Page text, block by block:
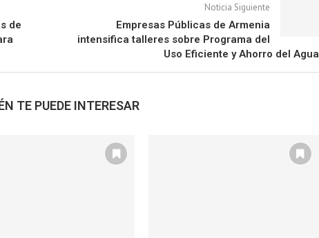
de
Noticia Siguiente
Empresas Públicas de Armenia
intensifica talleres sobre Programa del
Uso Eficiente y Ahorro del Agua
TE PUEDE INTERESAR